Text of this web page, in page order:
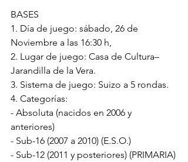
BASES
1. Día de juego: sábado, 26 de
Noviembre a las 16:30 h,
2. Lugar de juego: Casa de Cultura–
Jarandilla de la Vera.
3. Sistema de juego: Suizo a 5 rondas.
4. Categorías:
- Absoluta (nacidos en 2006 y
anteriores)
- Sub-16 (2007 a 2010) (E.S.O.)
- Sub-12 (2011 y posteriores) (PRIMARIA)